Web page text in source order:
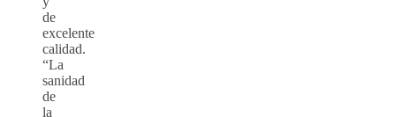
de
excelente
calidad.
“La
sanidad
de
la